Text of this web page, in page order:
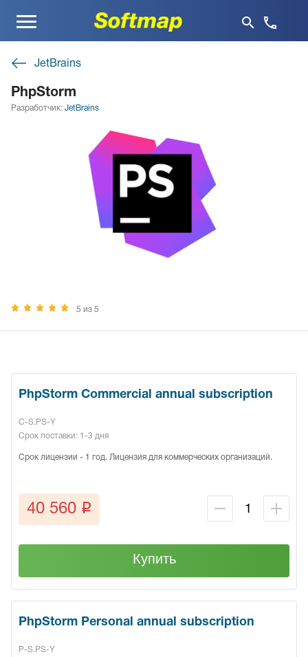
Меню
JetBrains
PhpStorm
Разработчик: JetBrains
5 из 5
PhpStorm Commercial annual subscription
C-S.PS-Y
Срок поставки: 1-3 дня
Срок лицензии - 1 год. Лицензия для коммерческих организаций.
40 560 q
Купить
PhpStorm Personal annual subscription
P-S.PS-Y